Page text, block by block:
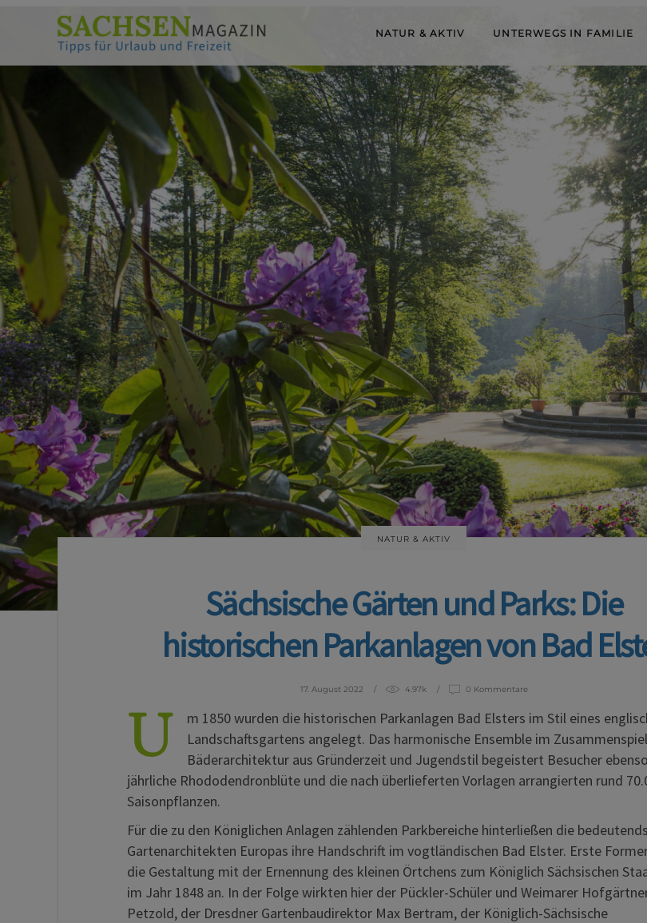
NATUR & AKTIV UNTERWEGS IN FAMILIE
NATUR & AKTIV
Sächsische Gärten und Parks: Die
historischen Parkanlagen von Bad
17. August 2022 4.97k 0 Kommentare
U
m 1850 wurden die historischen Parkanlagen Bad Elsters im Stil eines
Landschaftsgartens angelegt. Das harmonische Ensemble im
Bäderarchitektur aus Gründerzeit und Jugendstil begeistert Besucher
jährliche Rhododendronblüte und die nach überlieferten Vorlagen arrangierten rund
Saisonpflanzen.
Für die zu den Königlichen Anlagen zählenden Parkbereiche hinterließen die
Gartenarchitekten Europas ihre Handschrift im vogtländischen Bad Elster. Erste
die Gestaltung mit der Ernennung des kleinen Örtchens zum Königlich Sächsischen
im Jahr 1848 an. In der Folge wirkten hier der Pückler-Schüler und Weimarer
Petzold, der Dresdner Gartenbaudirektor Max Bertram, der Königlich-Sächsische